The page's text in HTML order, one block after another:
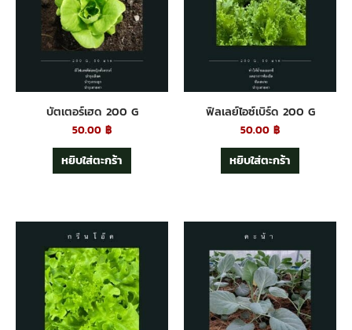
บัตเตอร์เฮด 200 G
50.00 ฿
หยิบใส่ตะกร้า
ฟิลเลย์ไอซ์เบิร์ด 200 G
50.00 ฿
หยิบใส่ตะกร้า